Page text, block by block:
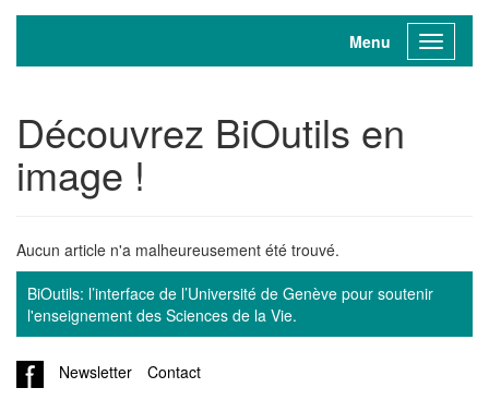
Toggle
Menu
Découvrez BiOutils en
image !
Aucun article n'a malheureusement été trouvé.
BiOutils: l’interface de l’Université de Genève pour soutenir
l'enseignement des Sciences de la Vie.
Newsletter Contact